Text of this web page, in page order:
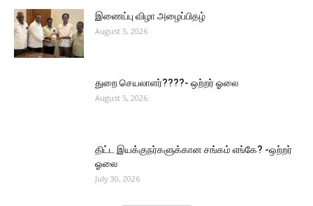
இணைப்பு விழா அழைப்பிதழ்
August 5, 2026
துறை செயலாளர்????- ஒற்றர் ஓலை
August 5, 2026
திட்ட இயக்குநர்களுக்கான சங்கம் எங்கே? -ஒற்றர்
ஓலை
July 30, 2026